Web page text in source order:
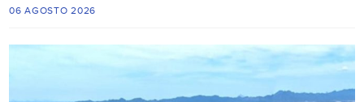
06 AGOSTO 2026